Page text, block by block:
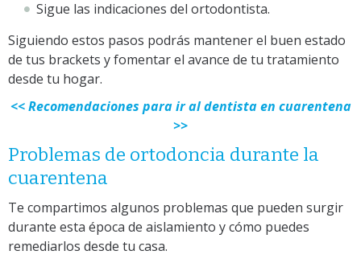
Sigue las indicaciones del ortodontista.
Siguiendo estos pasos podrás mantener el buen estado
de tus brackets y fomentar el avance de tu tratamiento
desde tu hogar.
<< Recomendaciones para ir al dentista en cuarentena
>>
Problemas de ortodoncia durante la
cuarentena
Te compartimos algunos problemas que pueden surgir
durante esta época de aislamiento y cómo puedes
remediarlos desde tu casa.